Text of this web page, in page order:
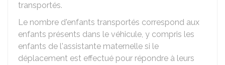
transportés.
Le nombre d'enfants transportés correspond aux
enfants présents dans le véhicule, y compris les
enfants de l'assistante maternelle si le
déplacement est effectué pour répondre à leurs